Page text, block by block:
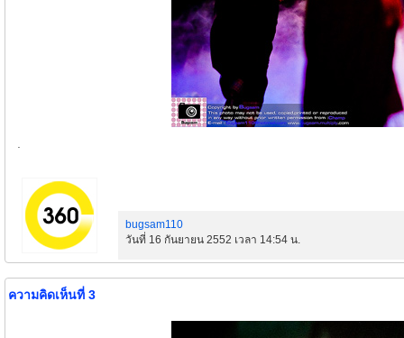
bugsam110
วันที่ 16 กันยายน 2552 เวลา 14:54 น.
ความคิดเห็นที่ 3